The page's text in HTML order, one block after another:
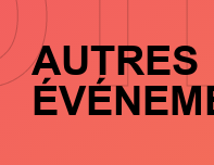
AUTRES